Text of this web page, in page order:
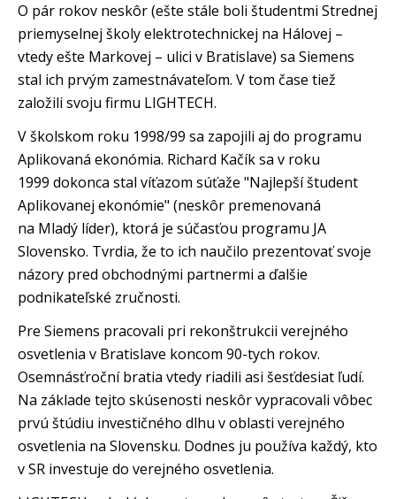
O pár rokov neskôr (ešte stále boli študentmi Strednej
priemyselnej školy elektrotechnickej na Hálovej –
vtedy ešte Markovej – ulici v Bratislave) sa Siemens
stal ich prvým zamestnávateľom. V tom čase tiež
založili svoju firmu LIGHTECH.
V školskom roku 1998/99 sa zapojili aj do programu
Aplikovaná ekonómia. Richard Kačík sa v roku
1999 dokonca stal víťazom súťaže "Najlepší študent
Aplikovanej ekonómie" (neskôr premenovaná
na Mladý líder), ktorá je súčasťou programu JA
Slovensko. Tvrdia, že to ich naučilo prezentovať svoje
názory pred obchodnými partnermi a ďalšie
podnikateľské zručnosti.
Pre Siemens pracovali pri rekonštrukcii verejného
osvetlenia v Bratislave koncom 90-tych rokov.
Osemnásťroční bratia vtedy riadili asi šesťdesiat ľudí.
Na základe tejto skúsenosti neskôr vypracovali vôbec
prvú štúdiu investičného dlhu v oblasti verejného
osvetlenia na Slovensku. Dodnes ju používa každý, kto
v SR investuje do verejného osvetlenia.